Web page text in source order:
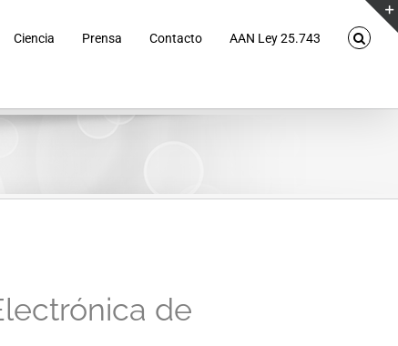
Ciencia Prensa Contacto AAN Ley 25.743
de